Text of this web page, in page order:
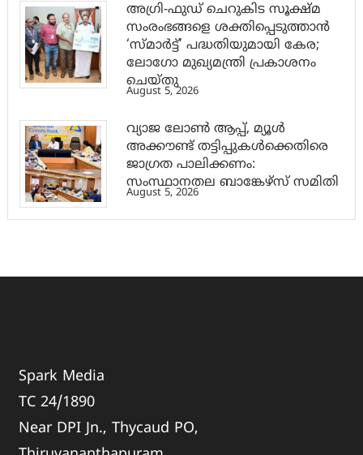
അഗ്രി-ഫുഡ് ചെറുകിട സൂക്ഷ്മ
സംരംഭങ്ങളെ ശക്തിപ്പെടുത്താന്‍
‘സ്മാര്‍ട്ട്’ പദ്ധതിയുമായി കേര;
ലോഗോ മുഖ്യമന്ത്രി പ്രകാശനം
ചെയ്തു
August 5, 2026
വ്യാജ ലോൺ ആപ്പ്, മ്യൂൾ
അക്കൗണ്ട് തട്ടിപ്പുകൾക്കെതിരെ
ജാ​ഗ്രത പാലിക്കണം:
സംസ്ഥാനതല ബാങ്കേഴ്സ് സമിതി
August 5, 2026
Spark Media
TC 24/1890
Near DPI Jn., Thycaud PO,